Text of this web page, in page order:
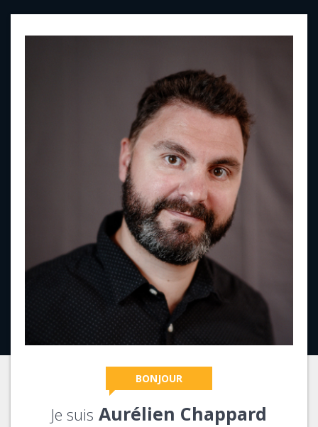
BONJOUR
Je suis Aurélien Chappard